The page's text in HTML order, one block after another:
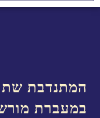
המתנדבת
במעברת